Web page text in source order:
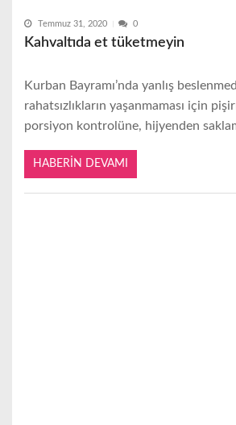
Temmuz 31, 2020 0
Kahvaltıda et tüketmeyin
Kurban Bayramı’nda yanlış
rahatsızlıkların yaşanmaması için
porsiyon kontrolüne, hijyenden
HABERIN DEVAMI